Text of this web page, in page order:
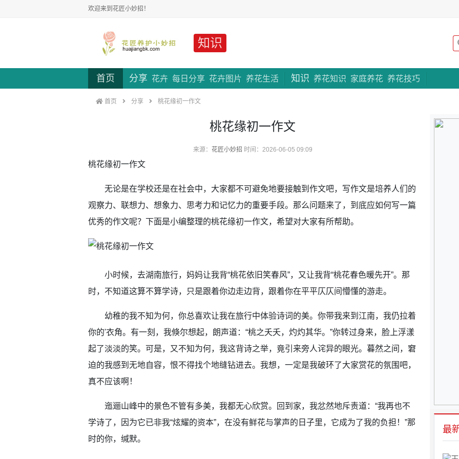
欢迎来到花匠小妙招！
知识
首页 分享 花卉 每日分享 花卉图片 养花生活 知识 养花知识 家庭养花 养花技巧专题策划
首页 分享 桃花缘初一作文
桃花缘初一作文
来源： 花匠小妙招 时间：2026-06-05 09:09
桃花缘初一作文
无论是在学校还是在社会中，大家都不可避免地要接触到作文吧，写作文是培养人们的
观察力、联想力、想象力、思考力和记忆力的重要手段。那么问题来了，到底应如何写一篇
优秀的作文呢？下面是小编整理的桃花缘初一作文，希望对大家有所帮助。
小时候，去湖南旅行，妈妈让我背“桃花依旧笑春风”，又让我背“桃花春色暖先开”。那
时，不知道这算不算学诗，只是跟着你边走边背，跟着你在平平仄仄间懵懂的游走。
幼稚的我不知为何，你总喜欢让我在旅行中体验诗词的美。你带我来到江南，我仍拉着
你的'衣角。有一刻，我倏尔想起，朗声道：“桃之夭夭，灼灼其华。”你转过身来，脸上浮漾
起了淡淡的笑。可是，又不知为何，我这背诗之举，竟引来旁人诧异的眼光。暮然之间，窘
迫的我感到无地自容，恨不得找个地缝钻进去。我想，一定是我破环了大家赏花的氛围吧，
真不应该啊！
迤逦山峰中的景色不管有多美，我都无心欣赏。回到家，我忿然地斥责道：“我再也不
学诗了，因为它已非我“炫耀的资本”，在没有鲜花与掌声的日子里，它成为了我的负担！”那
时的你，缄默。
最